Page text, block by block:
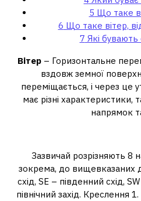
5 Що таке
6 Що таке вітер,
7 Які бувають
Вітер – Горизонтальне
вздовж земної
переміщається, і через це
має різні характеристики,
напрямок
Зазвичай розрізняють 8
зокрема, до вищевказаних
схід, SE – південний схід,
північний захід. Креслення